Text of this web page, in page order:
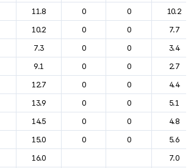
11.8 0 0
10.2
10.2 0 0
7.7
7.3 0 0
3.4
9.1 0 0
2.7
12.7 0 0
4.4
13.9 0 0
5.1
14.5 0 0
4.8
15.0 0 0
5.6
16.0
7.0